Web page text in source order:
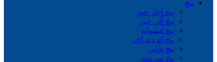
پیچ
پیچ آچار خور
پیچ آلن خور
پیچ استوانه
پیچ ام دی اف
پیچ پانلی
پیچ سرمته